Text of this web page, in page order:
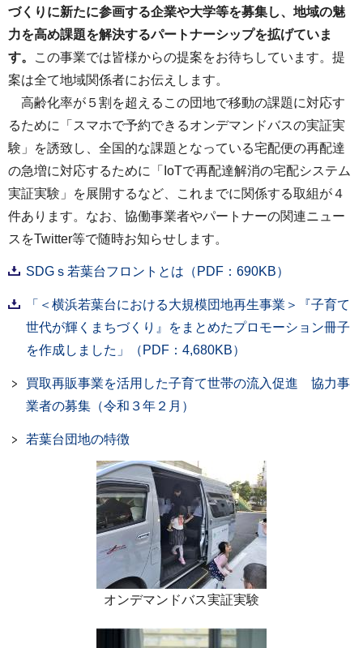
づくりに新たに参画する企業や大学等を募集し、地域の魅
力を高め課題を解決するパートナーシップを拡げていま
す。
この事業では皆様からの提案をお待ちしています。提
案は全て地域関係者にお伝えします。
⾼齢化率が５割を超えるこの団地で移動の課題に対応す
るために「スマホで予約できるオンデマンドバスの実証実
験」を誘致し、全国的な課題となっている宅配便の再配達
の急増に対応するために「IoTで再配達解消の宅配システム
実証実験」を展開するなど、これまでに関係する取組が４
件あります。なお、協働事業者やパートナーの関連ニュー
スをTwitter等で随時お知らせします。
SDGｓ若葉台フロントとは（PDF：690KB）
「＜横浜若葉台における大規模団地再生事業＞『子育て
世代が輝くまちづくり』をまとめたプロモーション冊子
を作成しました」（PDF：4,680KB）
買取再販事業を活用した子育て世帯の流入促進 協力事
業者の募集（令和３年２月）
若葉台団地の特徴
オンデマンドバス実証実験